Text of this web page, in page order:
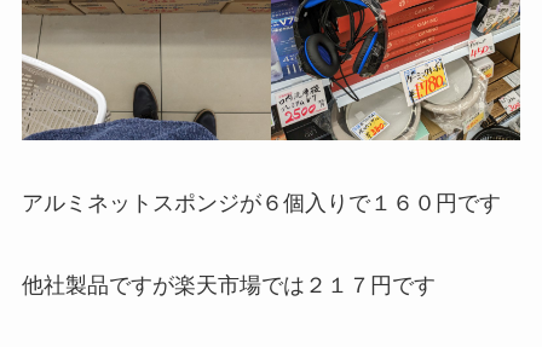
アルミネットスポンジが６個入りで１６０円です
他社製品ですが楽天市場では２１７円です